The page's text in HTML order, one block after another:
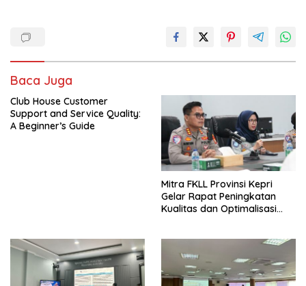
Baca Juga
Club House Customer
Support and Service Quality:
A Beginner’s Guide
Mitra FKLL Provinsi Kepri
Gelar Rapat Peningkatan
Kualitas dan Optimalisasi